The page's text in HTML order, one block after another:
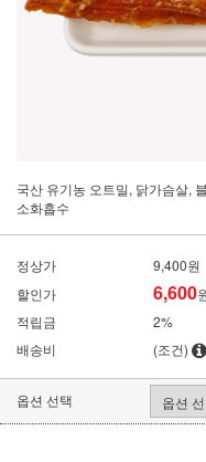
국산 유기농 오트밀, 닭가슴살,
소화흡수
정상가
9,400원
할인가
6,600
적립금
2%
배송비
(조건)
옵션 선택